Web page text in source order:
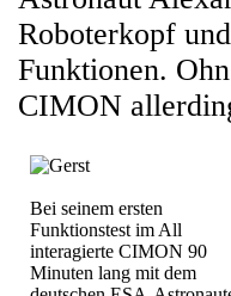
Roboterkopf
Funktionen.
CIMON
Bei seinem ersten
Funktionstest im All
interagierte CIMON 90
Minuten lang mit dem